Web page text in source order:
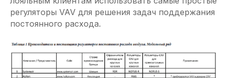
регуляторы VAV для решения задач поддержания
постоянного расхода.